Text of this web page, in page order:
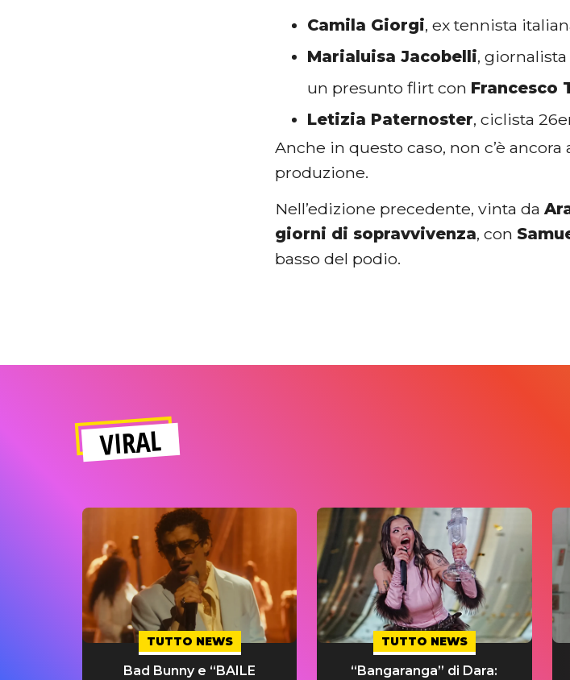
Camila Giorgi, ex tennista
Marialuisa Jacobelli,
un presunto flirt con Francesco
Letizia Paternoster, ciclista
Anche in questo caso, non c’è
produzione.
Nell’edizione precedente, vinta da
giorni di sopravvivenza, con
basso del podio.
VIRAL
TUTTO NEWS
Bad Bunny e “BAILE
TUTTO NEWS
“Bangaranga” di Dara: